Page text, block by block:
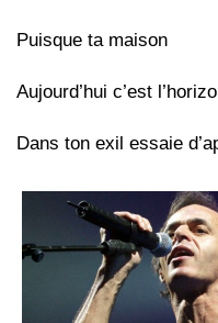
Puisque ta maison
Aujourd’hui c’est
Dans ton exil essaie